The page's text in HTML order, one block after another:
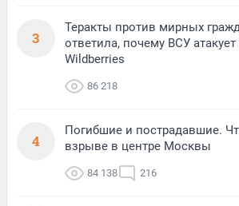
3
Теракты против мирных
ответила, почему ВСУ
Wildberries
86 218
4
Погибшие и пострадавшие.
взрыве в центре Москвы
84 138 216